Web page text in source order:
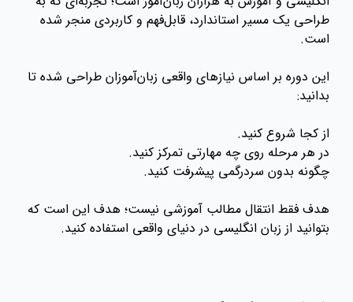
طراحی یک مسیر استاندارد، قابل‌فهم و کاربردی منجر شده
است.
این دوره بر اساس نیازهای واقعی زبان‌آموزان طراحی شده تا
بدانید:
از کجا شروع کنید.
در هر مرحله روی چه مهارتی تمرکز کنید.
چگونه بدون سردرگمی پیشرفت کنید.
هدف فقط انتقال مطالب آموزشی نیست؛ هدف این است که
بتوانید از زبان انگلیسی در دنیای واقعی استفاده کنید.